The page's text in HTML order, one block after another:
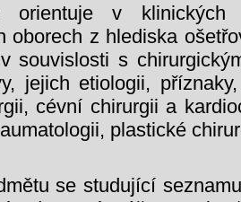
orientuje v klinických
oborech z hlediska
souvislosti s
jejich etiologii,
cévní chirurgii a
plastické
se studující